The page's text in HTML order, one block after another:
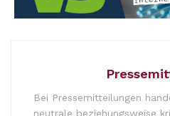
Bei Pressemitteilungen
neutrale beziehungsweise